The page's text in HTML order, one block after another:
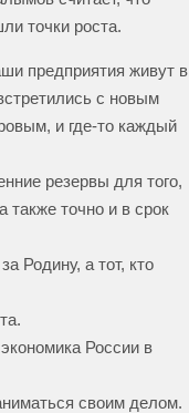
точки роста.
предприятия живут в
с новым
и где-то каждый
резервы для того,
также точно и в срок
Родину, а тот, кто
России в
своим делом.